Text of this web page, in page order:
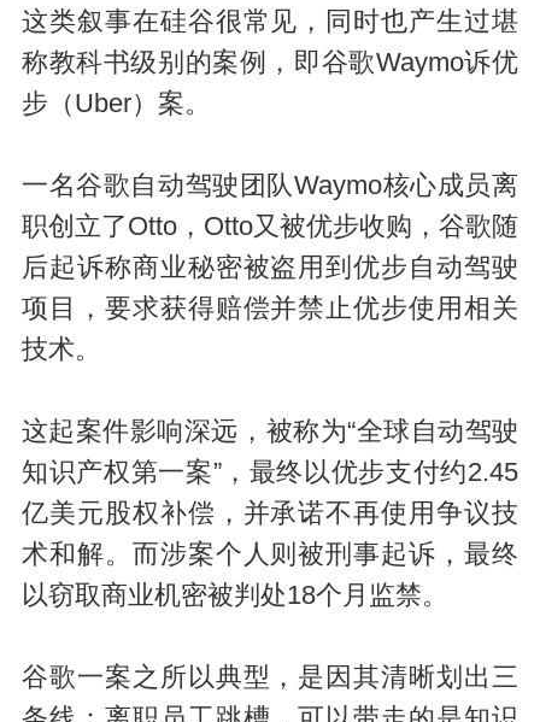
这类叙事在硅谷很常见，同时也产生过堪
称教科书级别的案例，即谷歌Waymo诉优
步（Uber）案。
一名谷歌自动驾驶团队Waymo核心成员离
职创立了Otto，Otto又被优步收购，谷歌随
后起诉称商业秘密被盗用到优步自动驾驶
项目，要求获得赔偿并禁止优步使用相关
技术。
这起案件影响深远，被称为“全球自动驾驶
知识产权第一案”，最终以优步支付约2.45
亿美元股权补偿，并承诺不再使用争议技
术和解。而涉案个人则被刑事起诉，最终
以窃取商业机密被判处18个月监禁。
谷歌一案之所以典型，是因其清晰划出三